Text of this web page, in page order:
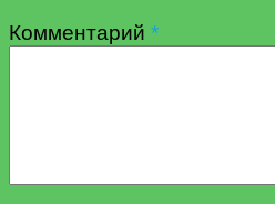
Комментарий *